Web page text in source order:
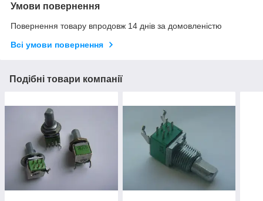
Умови повернення
Повернення товару впродовж 14 днів за домовленістю
Всі умови повернення
Подібні товари компанії